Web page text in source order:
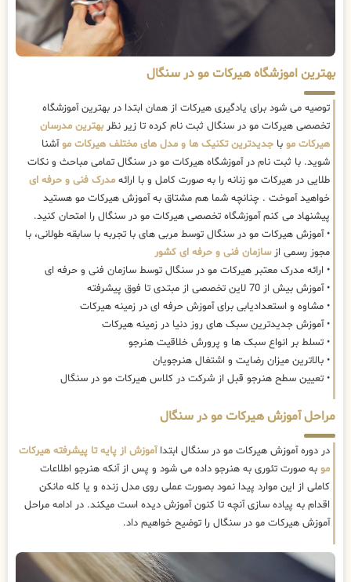
بهترین اموزشگاه هیرکات مو در سنگال
توصیه می شود برای یادگیری هیرکات از همان ابتدا در بهترین آموزشگاه
تخصصی هیرکات مو در سنگال ثبت نام کرده تا زیر نظربهترین مدرسان
هیرکات مو با جدیدترین تکنیک ها و مدل های مختلف هیرکات موآشنا
شوید. با ثبت نام در آموزشگاه هیرکات مو در سنگال تمامی مباحث و نکات
طلایی در هیرکات مو زنانه را به صورت کامل و با ارائه مدرک فنی و حرفه ای
خواهید آموخت . چنانچه شما هم مشتاق به آموزش هیرکات مو هستید
پیشنهاد می کنم آموزشگاه تخصصی هیرکات مو در سنگال را امتحان کنید.
• آموزش هیرکات مو در سنگال توسط مربی های با تجربه با سابقه طولانی، با
مجوز رسمی ازسازمان فنی و حرفه ای کشور
• ارائه مدرک معتبر هیرکات مو در سنگال توسط سازمان فنی و حرفه ای
• آموزش بیش از 70 لاین تخصصی از مبتدی تا فوق پیشرفته
• مشاوه و استعدادیابی برای آموزش حرفه ای در زمینه هیرکات
• آموزش جدیدترین سبک های روز دنیا در زمینه هیرکات
• تسلط بر انواع سبک ها و پرورش خلاقیت هنرجو
• بالاترین میزان رضایت و اشتغال هنرجویان
• تعیین سطح هنرجو قبل از شرکت در کلاس هیرکات مو در سنگال
مراحل آموزش هیرکات مو در سنگال
در دوره آموزش هیرکات مو در سنگال ابتداآموزش از پایه تا پیشرفته هیرکات
مو به صورت تئوری به هنرجو داده می شود و پس از آنکه هنرجو اطلاعات
کاملی از این موارد پیدا نمود بصورت عملی روی مدل زنده و یا کله مانکن
اقدام به پیاده سازی آنچه تا کنون آموزش دیده است میکند. در ادامه مراحل
آموزش هیرکات مو در سنگال را توضیح خواهیم داد.